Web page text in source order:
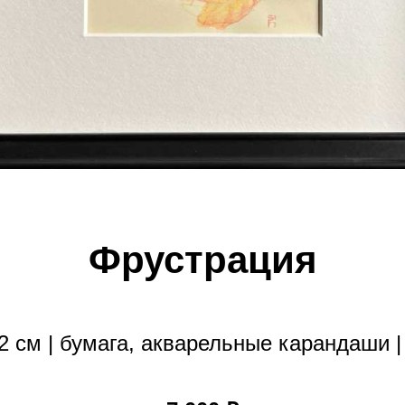
Фрустрация
см | бумага, акварельные карандаши